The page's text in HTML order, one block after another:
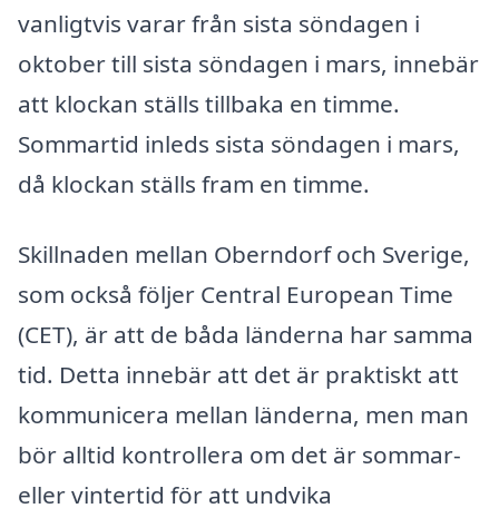
vanligtvis varar från sista söndagen i
oktober till sista söndagen i mars, innebär
att klockan ställs tillbaka en timme.
Sommartid inleds sista söndagen i mars,
då klockan ställs fram en timme.
Skillnaden mellan Oberndorf och Sverige,
som också följer Central European Time
(CET), är att de båda länderna har samma
tid. Detta innebär att det är praktiskt att
kommunicera mellan länderna, men man
bör alltid kontrollera om det är sommar-
eller vintertid för att undvika